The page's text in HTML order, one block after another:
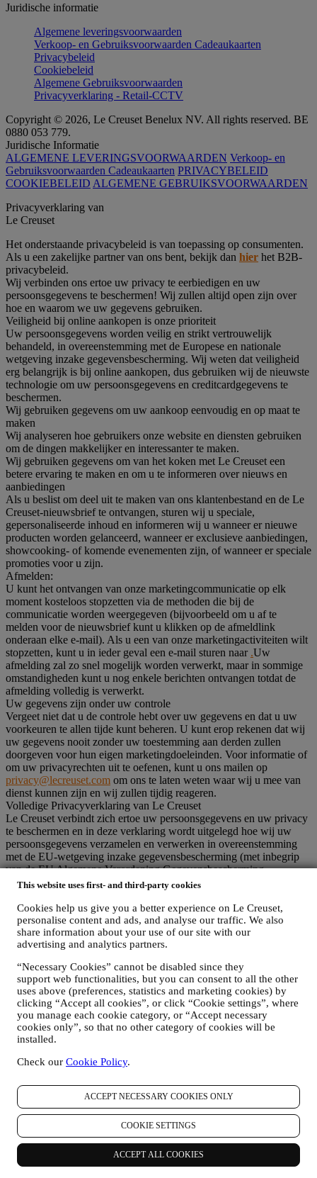
This website uses first- and third-party cookies
Cookies help us give you a better experience on Le Creuset,
personalise content and ads, and analyse our traffic. We also
share information about your use of our site with our
advertising and analytics partners.
“Necessary Cookies” cannot be disabled since they
support web functionalities, but you can consent to all the other
uses above (preferences, statistics and marketing cookies) by
clicking “Accept all cookies”, or click “Cookie settings”, where
you manage each cookie category, or “Accept necessary
cookies only”, so that no other category of cookies will be
installed.
Check our Cookie Policy.
ACCEPT NECESSARY COOKIES ONLY
COOKIE SETTINGS
ACCEPT ALL COOKIES
Juridische informatie
Algemene leveringsvoorwaarden
Verkoop- en Gebruiksvoorwaarden Cadeaukaarten
Privacybeleid
Cookiebeleid
Algemene Gebruiksvoorwaarden
Privacyverklaring - Retail-CCTV
Copyright © 2026, Le Creuset Benelux NV. All rights reserved. BE
0880 053 779.
Juridische Informatie
ALGEMENE LEVERINGSVOORWAARDEN Verkoop- en
Gebruiksvoorwaarden Cadeaukaarten PRIVACYBELEID
COOKIEBELEID ALGEMENE GEBRUIKSVOORWAARDEN
Privacyverklaring van
Le Creuset
Het onderstaande privacybeleid is van toepassing op consumenten.
Als u een zakelijke partner van ons bent, bekijk dan hier het B2B-
privacybeleid.
Wij verbinden ons ertoe uw privacy te eerbiedigen en uw
persoonsgegevens te beschermen! Wij zullen altijd open zijn over
hoe en waarom we uw gegevens gebruiken.
Veiligheid bij online aankopen is onze prioriteit
Uw persoonsgegevens worden veilig en strikt vertrouwelijk
behandeld, in overeenstemming met de Europese en nationale
wetgeving inzake gegevensbescherming. Wij weten dat veiligheid
erg belangrijk is bij online aankopen, dus gebruiken wij de nieuwste
technologie om uw persoonsgegevens en creditcardgegevens te
beschermen.
Wij gebruiken gegevens om uw aankoop eenvoudig en op maat te
maken
Wij analyseren hoe gebruikers onze website en diensten gebruiken
om de dingen makkelijker en interessanter te maken.
Wij gebruiken gegevens om van het koken met Le Creuset een
betere ervaring te maken en om u te informeren over nieuws en
aanbiedingen
Als u beslist om deel uit te maken van ons klantenbestand en de Le
Creuset-nieuwsbrief te ontvangen, sturen wij u speciale,
gepersonaliseerde inhoud en informeren wij u wanneer er nieuwe
producten worden gelanceerd, wanneer er exclusieve aanbiedingen,
showcooking- of komende evenementen zijn, of wanneer er speciale
promoties voor u zijn.
Afmelden:
U kunt het ontvangen van onze marketingcommunicatie op elk
moment kosteloos stopzetten via de methoden die bij de
communicatie worden weergegeven (bijvoorbeeld om u af te
melden voor de nieuwsbrief kunt u klikken op de afmeldlink
onderaan elke e-mail). Als u een van onze marketingactiviteiten wilt
stopzetten, kunt u in ieder geval een e-mail sturen naar .Uw
afmelding zal zo snel mogelijk worden verwerkt, maar in sommige
omstandigheden kunt u nog enkele berichten ontvangen totdat de
afmelding volledig is verwerkt.
Uw gegevens zijn onder uw controle
Vergeet niet dat u de controle hebt over uw gegevens en dat u uw
voorkeuren te allen tijde kunt beheren. U kunt erop rekenen dat wij
uw gegevens nooit zonder uw toestemming aan derden zullen
doorgeven voor hun eigen marketingdoeleinden. Voor informatie of
om uw privacyrechten uit te oefenen, kunt u ons mailen op
privacy@lecreuset.com om ons te laten weten waar wij u mee van
dienst kunnen zijn en wij zullen tijdig reageren.
Volledige Privacyverklaring van Le Creuset
Le Creuset verbindt zich ertoe uw persoonsgegevens en uw privacy
te beschermen en in deze verklaring wordt uitgelegd hoe wij uw
persoonsgegevens verzamelen en verwerken in overeenstemming
met de EU-wetgeving inzake gegevensbescherming (met inbegrip
van de EU Algemene Verordening Gegevensbescherming
2016/679) en de wet inzake gegevensbescherming die van
"Gegevensbeschermingswetten").
1. WANNEER EN WELK SOORT GEGEVENS VERZAMELEN WIJ
VAN U?
“Persoonsgegevens” betekent alle informatie met betrekking tot u en
combinatie met andere informatie.
Kinderen: Deze website is niet bedoeld voor kinderen en we
verzamelen niet bewust gegevens met betrekking tot kinderen.
Wij kunnen persoonsgegevens van u verzamelen wanneer u onze
website gebruikt (de "Website"), een Le Creuset-account aanmaakt,
een Le Creuset-product koopt op de Website of in onze Le Creuset
aanmeldt voor onze marketingcommunicatie. De persoonsgegevens
Naam, voornaam, e-mailadres, geboortedatum en andere
contactgegevens (adres, telefoonnummer), om een Le
Creuset-account aan te maken of als gastgebruiker te kopen,
of om u aan te melden voor onze marketingcommunicatie
online of in onze winkels;
uw aankoopgegevens, bijvoorbeeld datum en tijdstip van